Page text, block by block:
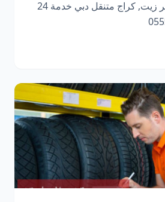
تبديل بطاريات , تغيير زيت, كراج متنقل دبي خدمة 24